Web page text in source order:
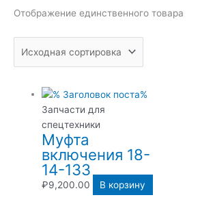
Отображение единственного товара
Запчасти для
спецтехники
Муфта
включения 18-
14-133
₽9,200.00 В корзину